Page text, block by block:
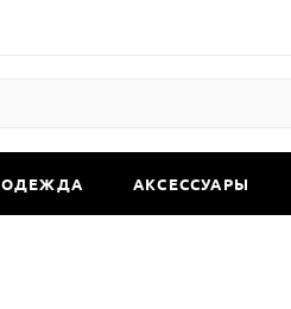
ОДЕЖДА АКСЕССУАРЫ